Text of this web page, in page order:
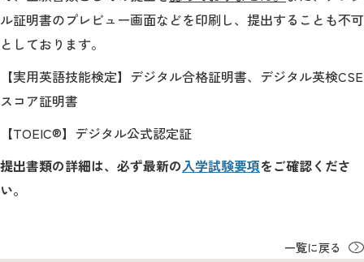
明治学院大学について
教育
学生生活
ル証明書のプレビュー画面などを印刷し、提出することも不可
としております。
【実用英語技能検定】デジタル合格証明書、デジタル英検CSE
スコア証明書
【TOEIC®】デジタル公式認定証
提出書類の詳細は、必ず最新の入学試験要項をご確認くださ
い。
一覧に戻る